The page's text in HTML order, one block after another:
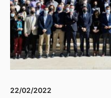
22/02/2022